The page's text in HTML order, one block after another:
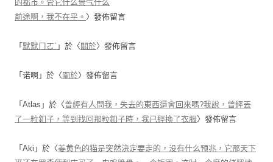
的都市。管它什么景气什么
前途啊，我不在乎。 〉發佈留言
「 默默ㄇㄛˋ 」於〈 關於〉發佈留言
「 诺啊 」於〈 關於〉發佈留言
「 Atlas 」於〈曾經有人問我，失去的東西還會回來嗎?我說，曾經丟
了一粒釦子，等到找回那粒釦子時，我已經換了衣服〉發佈留言
「 Aki 」於〈姜黄色的猫是突然決定要走的，没有什么预兆，它那天下